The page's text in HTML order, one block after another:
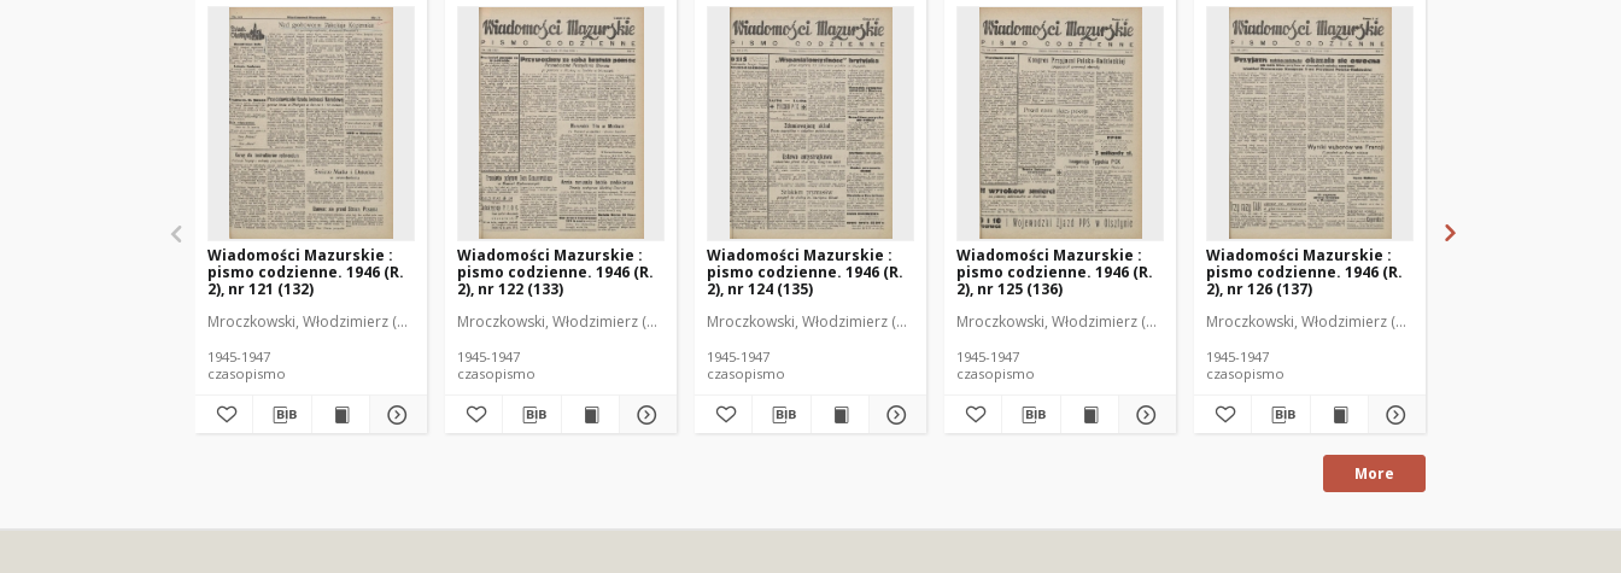
Wiadomości Mazurskie :
pismo codzienne. 1946 (R.
2), nr 121 (132)
Mroczkowski, Włodzimierz (1902-1971). Redaktor
1945-1947
czasopismo
Wiadomości Mazurskie :
pismo codzienne. 1946 (R.
2), nr 122 (133)
Mroczkowski, Włodzimierz (1902-1971). Redaktor
1945-1947
czasopismo
Wiadomości Mazurskie :
pismo codzienne. 1946 (R.
2), nr 124 (135)
Mroczkowski, Włodzimierz (1902-1971). Redaktor
1945-1947
czasopismo
Wiadomości Mazurskie :
pismo codzienne. 1946 (R.
2), nr 125 (136)
Mroczkowski, Włodzimierz (1902-1971). Redaktor
1945-1947
czasopismo
Wiadomości Mazurskie :
pismo codzienne. 1946 (R.
2), nr 126 (137)
Mroczkowski, Włodzimierz (1902-1971). Redaktor
1945-1947
czasopismo
More